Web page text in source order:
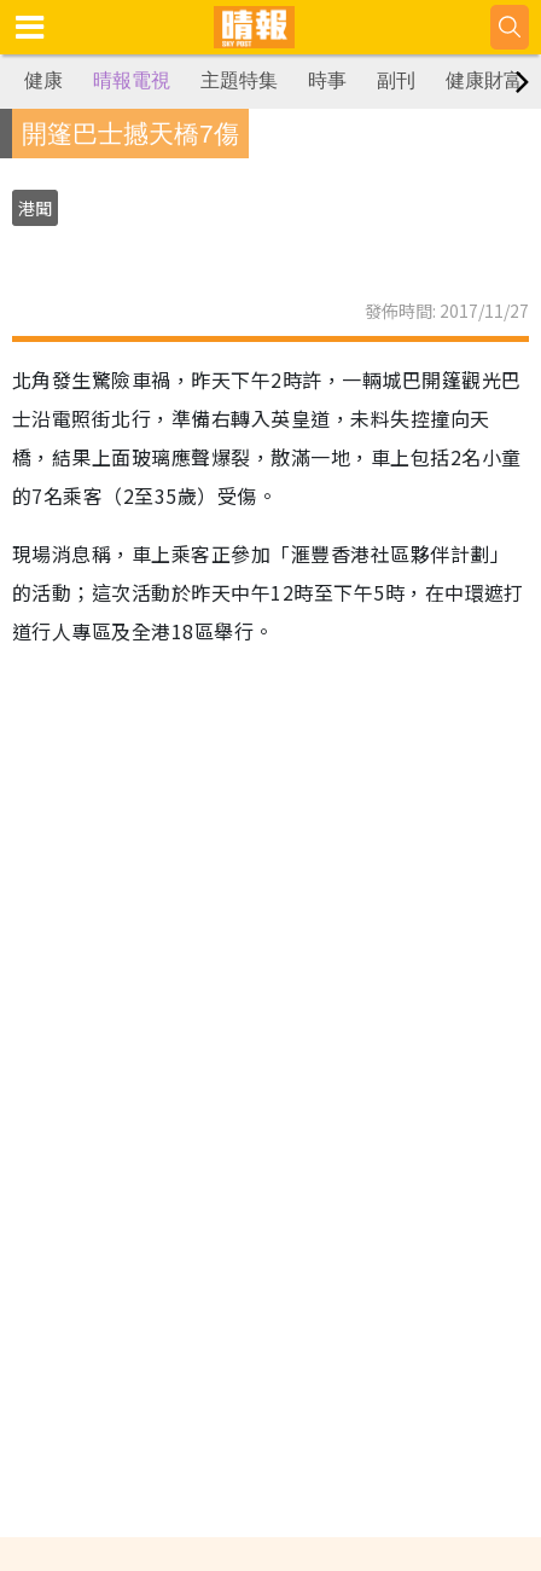
健康 晴報電視 主題特集 時事 副刊 健康財富
開篷巴士撼天橋7傷
港聞
發佈時間: 2017/11/27
北角發生驚險車禍，昨天下午2時許，一輛城巴開篷觀光巴
士沿電照街北行，準備右轉入英皇道，未料失控撞向天
橋，結果上面玻璃應聲爆裂，散滿一地，車上包括2名小童
的7名乘客（2至35歲）受傷。
現場消息稱，車上乘客正參加「滙豐香港社區夥伴計劃」
的活動；這次活動於昨天中午12時至下午5時，在中環遮打
道行人專區及全港18區舉行。